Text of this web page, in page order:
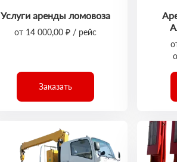
Услуги аренды ломовоза
от 14 000,00 ₽ / рейс
Заказать